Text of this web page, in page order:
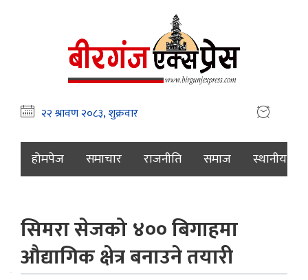
होमपेज समाचार राजनीति समाज स्थानीय
सिमरा सेजको ४०० बिगाहमा
औद्यागिक क्षेत्र बनाउने तयारी